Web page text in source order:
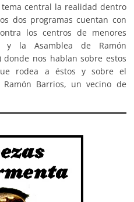
central la realidad dentro
dos programas cuentan con
los centros de menores
y la Asamblea de Ramón
donde nos hablan sobre estos
rodea a éstos y sobre el
Barrios, un vecino de